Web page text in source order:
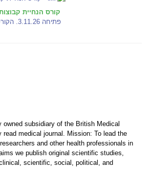
קורס הנחיית
פתיחה 3.11.26. הקורס מועבר בזום. בימי שלישי 19:30-22:00
subsidiary of the British Medical
medical journal. Mission: To lead the
and other health professionals in
we publish original scientific studies,
scientific, social, political, and